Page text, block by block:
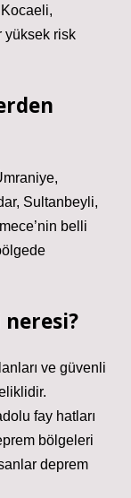
yüksek risk
Sultanbeyli,
belli
ve güvenli
fay hatları
bölgeleri
deprem